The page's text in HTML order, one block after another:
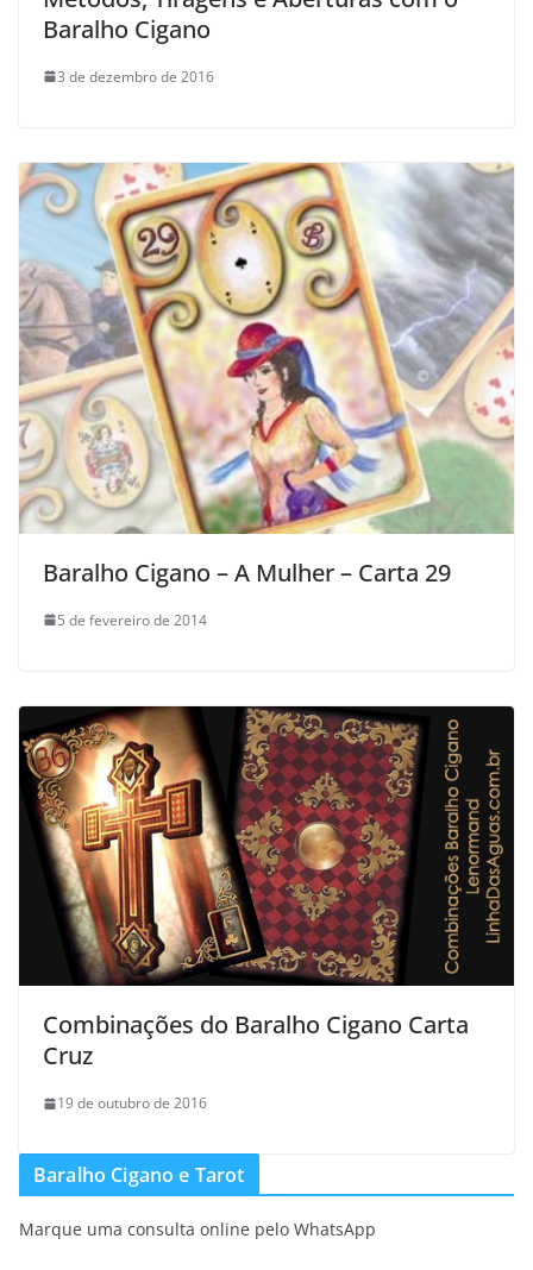
Baralho Cigano
3 de dezembro de 2016
Baralho Cigano – A Mulher – Carta 29
5 de fevereiro de 2014
Combinações do Baralho Cigano Carta
Cruz
19 de outubro de 2016
Baralho Cigano e Tarot
Marque uma consulta online pelo WhatsApp